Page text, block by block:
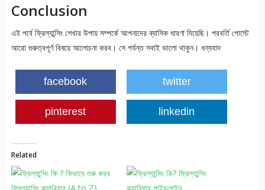
Conclusion
এই পর্বে ফ্রিল্যান্সিং শেখার উপায় সম্পর্কে আপনাদের ব্যাসিক ধারণা দিয়েছি। পরবর্তি পোস্টে
আরো গুরুত্বপূর্ণ বিষয়ে আলোচনা করব। সে পর্যন্ত সবাই ভালো থাকুন। ধন্যবাদ
facebook twitter
pinterest linkedin
Related